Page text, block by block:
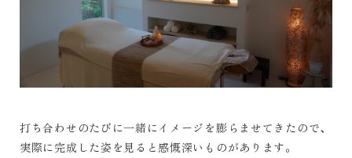
打ち合わせのたびに一緒にイメージを膨らませてきたので、
実際に完成した姿を見ると感慨深いものがあります。